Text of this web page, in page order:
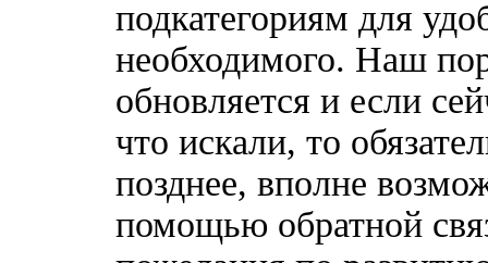
подкатегориям для
необходимого. Наш
обновляется и если
что искали, то
позднее, вполне
помощью обратной